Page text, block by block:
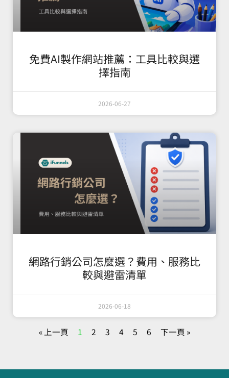
免費AI製作網站推薦：工具比較與選
擇指南
2026-06-27
網路行銷公司怎麼選？費用、服務比
較與避雷清單
2026-06-18
« 上一頁 1 2 3 4 5 6 下一頁 »